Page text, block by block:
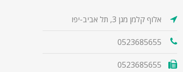
אלוף קלמן מגן 3, תל אביב-יפו
0523685655
0523685655